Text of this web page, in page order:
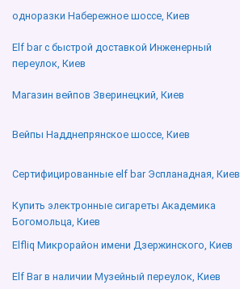
одноразки Набережное шоссе, Киев
Elf bar с быстрой доставкой Инженерный
переулок, Киев
Магазин вейпов Зверинецкий, Киев
Вейпы Надднепрянское шоссе, Киев
Сертифицированные elf bar Эспланадная, Киев
Купить электронные сигареты Академика
Богомольца, Киев
Elfliq Микрорайон имени Дзержинского, Киев
Elf Bar в наличии Музейный переулок, Киев